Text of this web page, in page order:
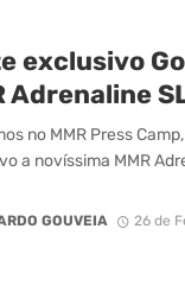
exclusivo
Adrenaline
no MMR Press
a novíssima MMR
GOUVEIA 26 de